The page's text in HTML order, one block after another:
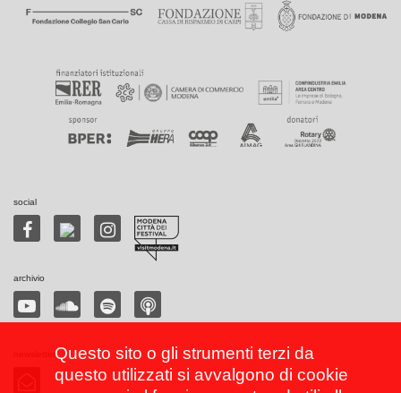
social
archivio
Questo sito o gli strumenti terzi da
questo utilizzati si avvalgono di cookie